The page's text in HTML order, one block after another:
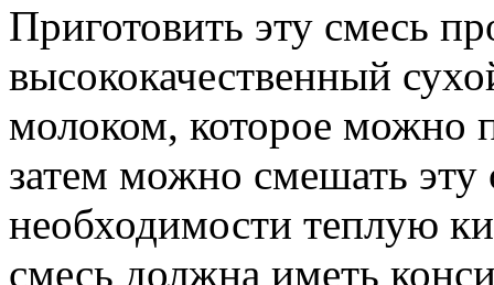
Приготовить эту смесь
высококачественный
молоком, которое можно
затем можно смешать эту
необходимости теплую
смесь должна иметь